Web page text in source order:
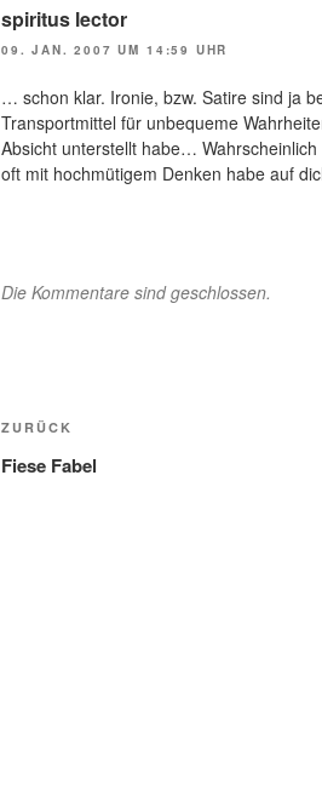
spiritus lector
09. JAN. 2007 UM 14:59 UHR
… schon klar. Ironie, bzw. Satire sind ja
Transportmittel für unbequeme
Absicht unterstellt habe…
oft mit hochmütigem Denken habe auf
Die Kommentare sind geschlossen.
Beitragsnavigation
Vorheriger
Beitrag
ZURÜCK
Fiese Fabel